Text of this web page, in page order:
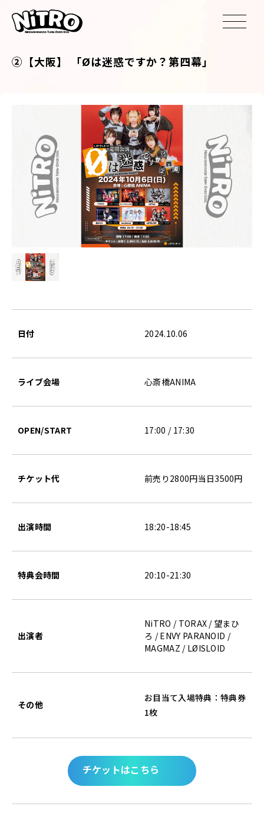
②【大阪】 「Øは迷惑ですか？第四幕」
日付 2024.10.06
ライブ会場 心斎橋ANIMA
OPEN/START 17:00 / 17:30
チケット代 前売り2800円当日3500円
出演時間 18:20-18:45
特典会時間 20:10-21:30
出演者
NiTRO / TORAX / 望まひ
ろ / ENVY PARANOID /
MAGMAZ / LØISLOID
その他
お目当て入場特典：特典券
1枚
チケットはこちら